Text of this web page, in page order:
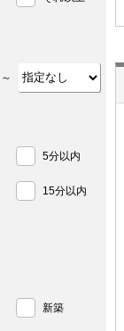
～
5分以内
15分以内
新築